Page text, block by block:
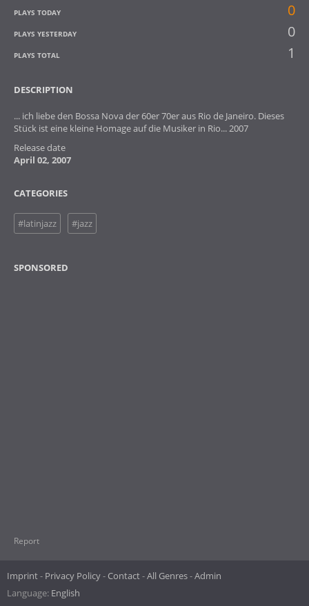
PLAYS TODAY 0
PLAYS YESTERDAY 0
PLAYS TOTAL 1
DESCRIPTION
... ich liebe den Bossa Nova der 60er 70er aus Rio de Janeiro. Dieses
Stück ist eine kleine Homage auf die Musiker in Rio... 2007
Release date
April 02, 2007
CATEGORIES
#latinjazz #jazz
SPONSORED
Report
Imprint Privacy Policy Contact All Genres Admin
Language: English